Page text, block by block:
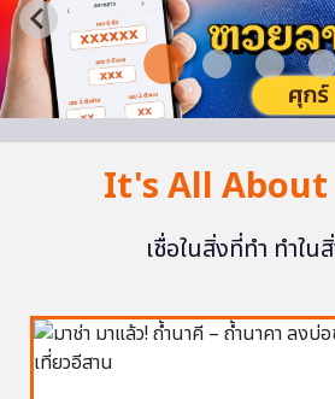
It's All
เชื่อในสิ่งที่ทำ ทำใน